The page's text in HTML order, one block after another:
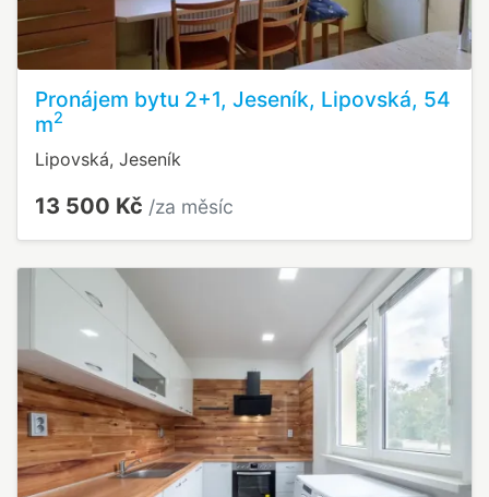
Pronájem bytu 2+1, Jeseník, Lipovská, 54
m2
Lipovská, Jeseník
13 500 Kč /za měsíc